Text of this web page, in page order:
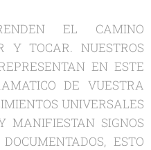
EL CAMINO
Y TOCAR. NUESTROS
EN ESTE
DE VUESTRA
UNIVERSALES
MANIFIESTAN SIGNOS
ESTO